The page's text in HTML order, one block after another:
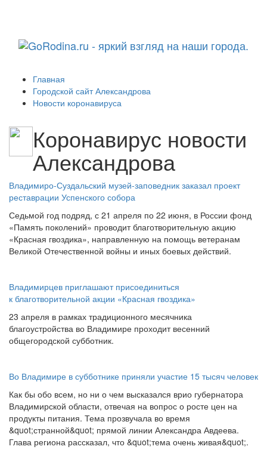
Главная
Городской сайт Александрова
Новости коронавируса
Коронавирус новости
Александрова
Владимиро-Суздальский музей-заповедник заказал проект
реставрации Успенского собора
Седьмой год подряд, с 21 апреля по 22 июня, в России фонд
«Память поколений» проводит благотворительную акцию
«Красная гвоздика», направленную на помощь ветеранам
Великой Отечественной войны и иных боевых действий.
Владимирцев приглашают присоединиться
к благотворительной акции «Красная гвоздика»
23 апреля в рамках традиционного месячника
благоустройства во Владимире проходит весенний
общегородской субботник.
Во Владимире в субботнике приняли участие 15 тысяч человек
Как бы обо всем, но ни о чем высказался врио губернатора
Владимирской области, отвечая на вопрос о росте цен на
продукты питания. Тема прозвучала во время
&quot;странной&quot; прямой линии Александра Авдеева.
Глава региона рассказал, что &quot;тема очень живая&quot;.